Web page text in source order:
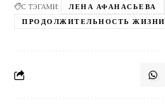
С ТЭГАМИ: ЛЕНА АФАНАСЬЕВА
ПРОДОЛЖИТЕЛЬНОСТЬ ЖИЗНИ